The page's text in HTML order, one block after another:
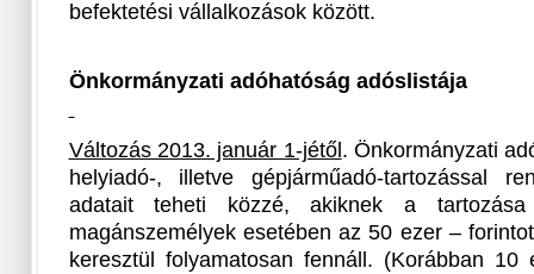
befektetési vállalkozások között.
Önkormányzati adóhatóság adóslistája
Változás 2013. január 1-jétől . Önkormányzati
helyiadó-, illetve gépjárműadó-tartozással
adatait teheti közzé, akiknek a
magánszemélyek esetében az 50 ezer –
keresztül folyamatosan fennáll. (Korábban 10